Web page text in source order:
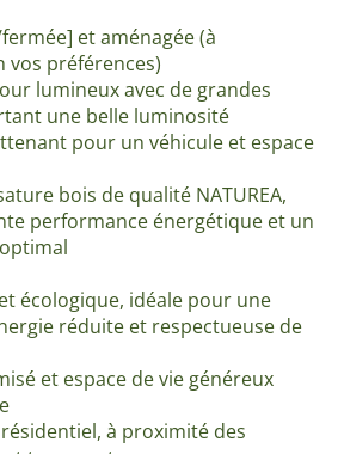
et aménagée (à
vos préférences)
lumineux avec de grandes
une belle luminosité
pour un véhicule et espace
bois de qualité NATUREA,
performance énergétique et un
écologique, idéale pour une
réduite et respectueuse de
et espace de vie généreux
à proximité des